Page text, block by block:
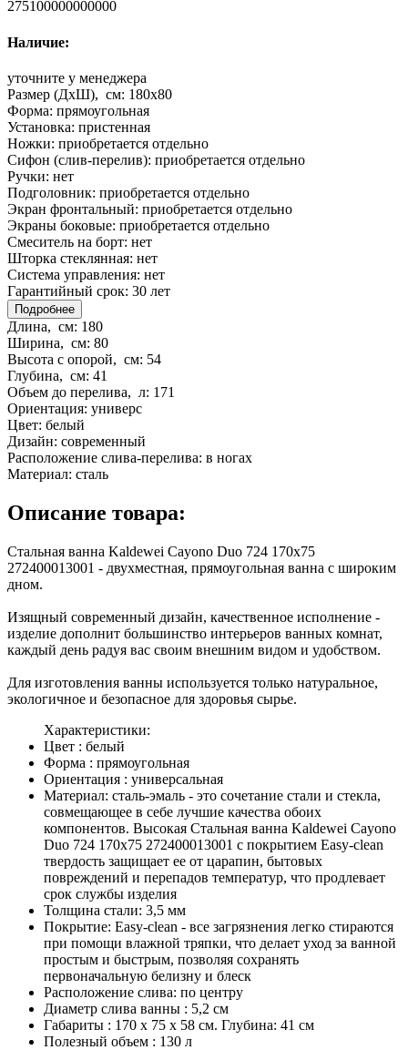
275100000000000
Наличие:
уточните у менеджера
Размер (ДхШ), см: 180x80
Форма: прямоугольная
Установка: пристенная
Ножки: приобретается отдельно
Сифон (слив-перелив): приобретается отдельно
Ручки: нет
Подголовник: приобретается отдельно
Экран фронтальный: приобретается отдельно
Экраны боковые: приобретается отдельно
Смеситель на борт: нет
Шторка стеклянная: нет
Система управления: нет
Гарантийный срок: 30 лет
Подробнее
Длина, см: 180
Ширина, см: 80
Высота с опорой, см: 54
Глубина, см: 41
Объем до перелива, л: 171
Ориентация: универс
Цвет: белый
Дизайн: современный
Расположение слива-перелива: в ногах
Материал: сталь
Описание товара:
Стальная ванна Kaldewei Cayono Duo 724 170x75
272400013001 - двухместная, прямоугольная ванна с широким
дном.
Изящный современный дизайн, качественное исполнение -
изделие дополнит большинство интерьеров ванных комнат,
каждый день радуя вас своим внешним видом и удобством.
Для изготовления ванны используется только натуральное,
экологичное и безопасное для здоровья сырье.
Характеристики:
Цвет : белый
Форма : прямоугольная
Ориентация : универсальная
Материал: сталь-эмаль - это сочетание стали и стекла,
совмещающее в себе лучшие качества обоих
компонентов. Высокая Стальная ванна Kaldewei Cayono
Duo 724 170x75 272400013001 с покрытием Easy-clean
твердость защищает ее от царапин, бытовых
повреждений и перепадов температур, что продлевает
срок службы изделия
Толщина стали: 3,5 мм
Покрытие: Easy-clean - все загрязнения легко стираются
при помощи влажной тряпки, что делает уход за ванной
простым и быстрым, позволяя сохранять
первоначальную белизну и блеск
Расположение слива: по центру
Диаметр слива ванны : 5,2 см
Габариты : 170 х 75 х 58 см. Глубина: 41 см
Полезный объем : 130 л